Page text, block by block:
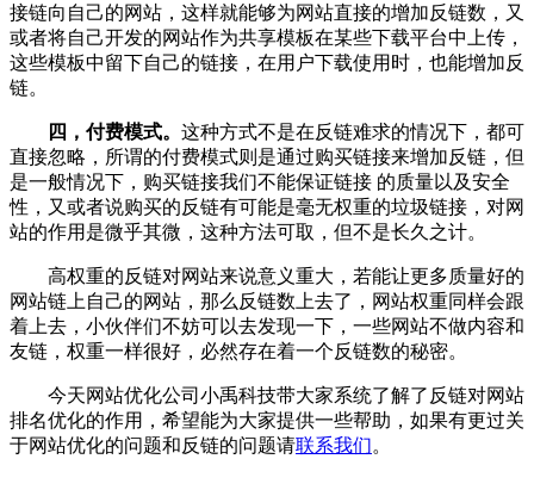
接链向自己的网站，这样就能够为网站直接的增加反链数，又
或者将自己开发的网站作为共享模板在某些下载平台中上传，
这些模板中留下自己的链接，在用户下载使用时，也能增加反
链。
四，付费模式。 这种方式不是在反链难求的情况下，都可
直接忽略，所谓的付费模式则是通过购买链接来增加反链，但
是一般情况下，购买链接我们不能保证链接 的质量以及安全
性，又或者说购买的反链有可能是毫无权重的垃圾链接，对网
站的作用是微乎其微，这种方法可取，但不是长久之计。
高权重的反链对网站来说意义重大，若能让更多质量好的
网站链上自己的网站，那么反链数上去了，网站权重同样会跟
着上去，小伙伴们不妨可以去发现一下，一些网站不做内容和
友链，权重一样很好，必然存在着一个反链数的秘密。
今天网站优化公司 小禹科技带大家系统了解了反链对网站
排名优化的作用，希望能为大家提供一些帮助，如果有更过关
于网站优化的问题和反链的问题请联系我们。